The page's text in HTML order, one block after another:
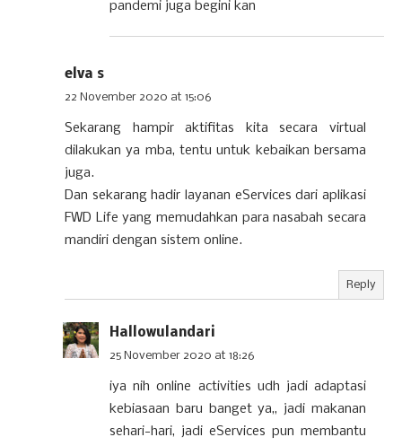
pandemi juga begini kan
elva s
22 November 2020 at 15:06
Sekarang hampir aktifitas kita secara virtual
dilakukan ya mba, tentu untuk kebaikan bersama
juga.
Dan sekarang hadir layanan eServices dari aplikasi
FWD Life yang memudahkan para nasabah secara
mandiri dengan sistem online.
Reply
Hallowulandari
25 November 2020 at 18:26
iya nih online activities udh jadi adaptasi
kebiasaan baru banget ya,, jadi makanan
sehari-hari, jadi eServices pun membantu